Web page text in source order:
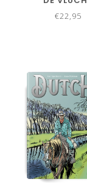
€22,95